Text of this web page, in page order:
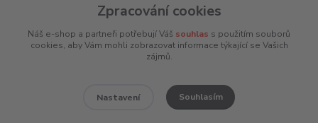
Mimosoudní řešení sporů ADR
Zpracování cookies
Náš e-shop a partneři potřebují Váš souhlas s použitím souborů
cookies, aby Vám mohli zobrazovat informace týkající se Vašich
zájmů.
Nastavení Souhlasím